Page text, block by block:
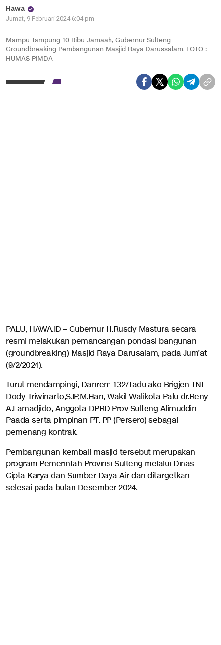
Hawa
Jumat, 9 Februari 2024 6:04 pm
Mampu Tampung 10 Ribu Jamaah, Gubernur Sulteng
Groundbreaking Pembangunan Masjid Raya Darussalam. FOTO :
HUMAS PIMDA
PALU, HAWA.ID – Gubernur H.Rusdy Mastura secara
resmi melakukan pemancangan pondasi bangunan
(groundbreaking) Masjid Raya Darusalam, pada Jum’at
(9/2/2024).
Turut mendampingi, Danrem 132/Tadulako Brigjen TNI
Dody Triwinarto,S.IP,M.Han, Wakil Walikota Palu dr.Reny
A.Lamadjido, Anggota DPRD Prov Sulteng Alimuddin
Paada serta pimpinan PT. PP (Persero) sebagai
pemenang kontrak.
Pembangunan kembali masjid tersebut merupakan
program Pemerintah Provinsi Sulteng melalui Dinas
Cipta Karya dan Sumber Daya Air dan ditargetkan
selesai pada bulan Desember 2024.